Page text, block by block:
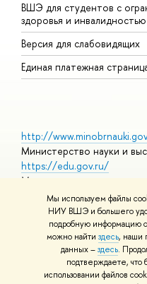
Мы используем файлы
НИУ ВШЭ и большего
подробную информацию
можно найти здесь, наши
данных –здесь.
подтверждаете,
использовании файлов
ВШЭ для студентов с
здоровья и инвалидностью
Версия для слабовидящих
Единая платежная
http://
Министерство науки и
https://edu.gov.ru/
Министерство
https://elearning.hse.ru/
Массовые открытые
© НИУ ВШЭ 1993–2026
использования материалов